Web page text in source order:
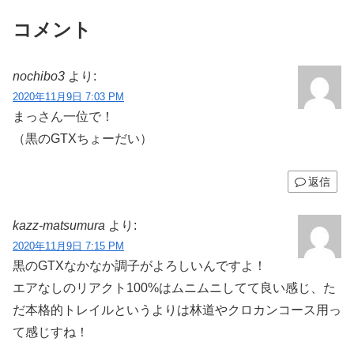
コメント
nochibo3 より:
2020年11月9日 7:03 PM
まっさん一位で！
（黒のGTXちょーだい）
返信
kazz-matsumura より:
2020年11月9日 7:15 PM
黒のGTXなかなか調子がよろしいんですよ！
エアなしのリアクト100%はムニムニしてて良い感じ、た
だ本格的トレイルというよりは林道やクロカンコース用っ
て感じすね！